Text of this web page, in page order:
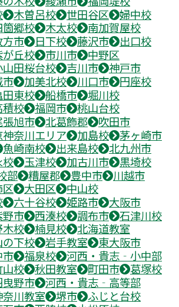
木曽呂校 世田谷区
婦中校
箇郷校 木太校
南加賀屋校
方市 日下校 藤沢市
出口校
丘校 市川市
中野区
山田桜台校 吉川市
神戸市
市 加美北校 川口市
円座校
田東校 船橋市
堀川校
積校 福岡市
桃山台校
張旭市 北葛飾郡
吹田市
奈川エリア 加島校
茅ヶ崎市
魚崎南校 出来島校
北九州市
校 玉津校 加古川市
黒埼校
部
糟屋郡 豊中市
川越市
区 大田区
中山校
六十谷校 姫路市
大阪市
市 西湊校 調布市
石津川校
校 楠見校
北海道教室
の下校 岩手教室
東大阪市
市 福泉校
河西・貴志‐小中部
校 秋田教室 町田市
葛塚校
曳野市
河西・貴志‐高等部
奈川教室 堺市
ふじと台校